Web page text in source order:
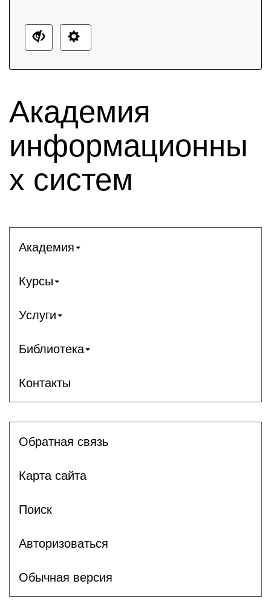
Академия
информационны
х систем
Академия
Курсы
Услуги
Библиотека
Контакты
Обратная связь
Карта сайта
Поиск
Авторизоваться
Обычная версия